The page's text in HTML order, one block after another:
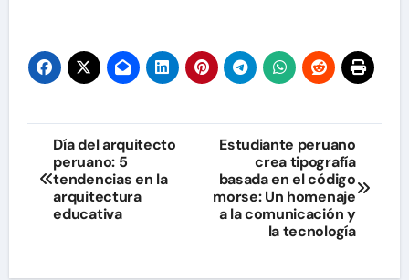
Navegación
de
entradas
Día del arquitecto
peruano: 5
tendencias en la
arquitectura
educativa
Estudiante peruano
crea tipografía
basada en el código
morse: Un homenaje
a la comunicación y
la tecnología